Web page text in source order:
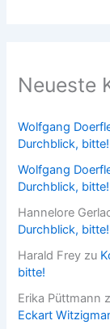
Neueste
Wolfgang
Durchblick, bitte!
Wolfgang
Durchblick, bitte!
Hannelore
Durchblick, bitte!
Harald Frey zu
bitte!
Erika Püttmann
Eckart